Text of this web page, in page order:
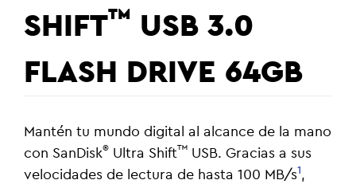
SHIFT™ USB 3.0
FLASH DRIVE 64GB
Mantén tu mundo digital al alcance de la mano
con SanDisk® Ultra Shift™ USB. Gracias a sus
velocidades de lectura de hasta 100 MB/s1,